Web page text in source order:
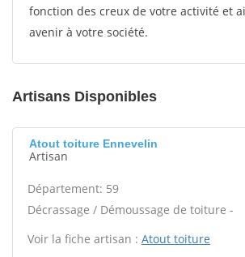
fonction des creux de votre activité et
avenir à votre société.
Artisans Disponibles
Atout toiture Ennevelin
Artisan
Département: 59
Décrassage / Démoussage de toiture -
Voir la fiche artisan : Atout toiture